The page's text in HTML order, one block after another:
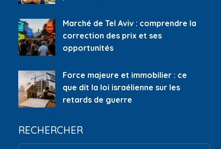
Marché de Tel Aviv : comprendre la
correction des prix et ses
opportunités
Force majeure et immobilier : ce
que dit la loi israélienne sur les
retards de guerre
RECHERCHER